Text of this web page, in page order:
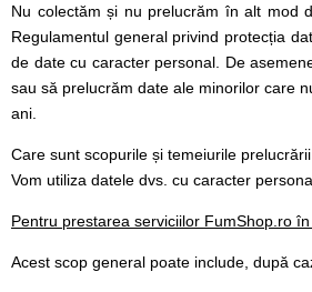
Nu colectăm și nu prelucrăm în alt mod
Regulamentul general privind protecția
de date cu caracter personal. De
sau să prelucrăm date ale minorilor care
ani.
Care sunt scopurile și temeiurile prelucrării
Vom utiliza datele dvs. cu caracter
Pentru prestarea serviciilor FumShop.ro în
Acest scop general poate include, după